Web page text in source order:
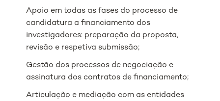
Apoio em todas as fases do processo de
candidatura a financiamento dos
investigadores: preparação da proposta,
revisão e respetiva submissão;
Gestão dos processos de negociação e
assinatura dos contratos de financiamento;
Articulação e mediação com as entidades